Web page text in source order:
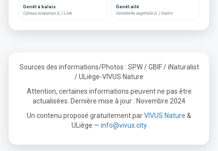
Genêt à balais
Cytisus scoparius (L.) Link
Genêt ailé
Genistella sagittalis (L.) Gams
Sources des informations/Photos : SPW / GBIF / iNaturalist
/ ULiège-VIVUS Nature
Attention, certaines informations peuvent ne pas être
actualisées. Dernière mise à jour : Novembre 2024
Un contenu proposé gratuitement parVIVUS Nature &
ULiège — info@vivus.city